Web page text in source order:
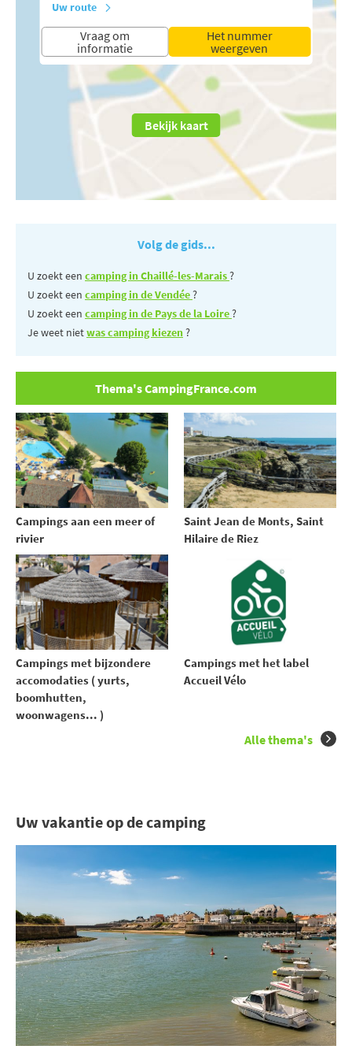
Uw route
Vraag om
informatie
Het nummer
weergeven
Bekijk kaart
Volg de gids...
U zoekt een camping in Chaillé-les-Marais?
U zoekt een camping in de Vendée?
U zoekt een camping in de Pays de la Loire?
Je weet nietwas camping kiezen?
Thema's CampingFrance.com
Campings aan een meer of
rivier
Saint Jean de Monts, Saint
Hilaire de Riez
Campings met bijzondere
accomodaties ( yurts,
boomhutten,
woonwagens... )
Campings met het label
Accueil Vélo
Alle thema's
Uw vakantie op de camping